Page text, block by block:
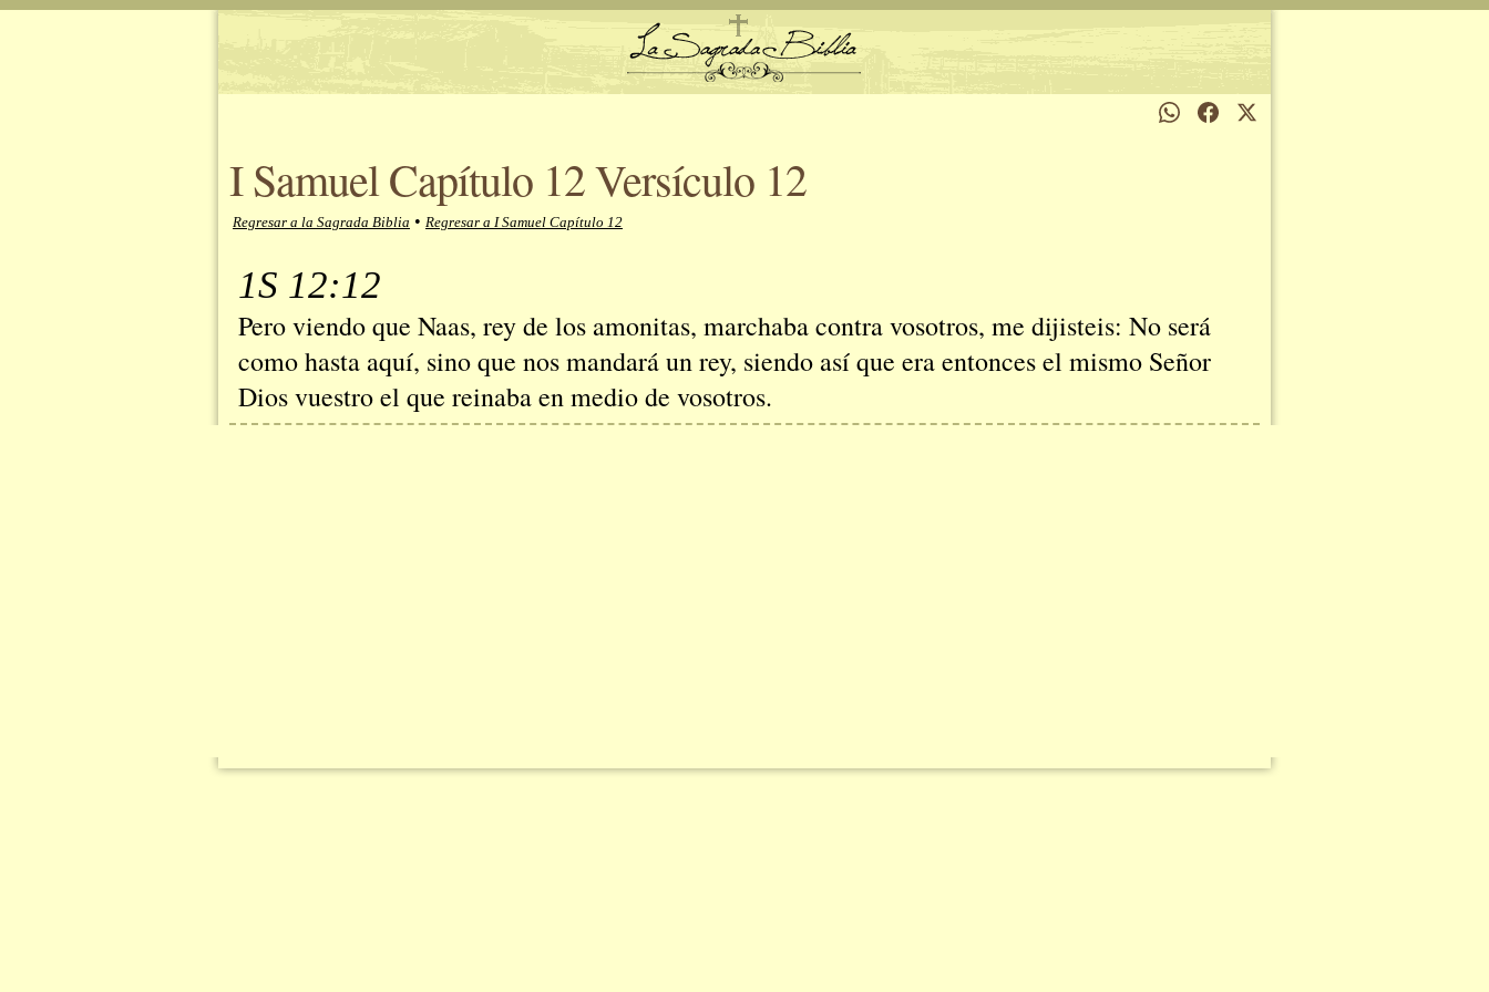
I Samuel Capítulo 12 Versículo 12
Regresar a la Sagrada Biblia • Regresar a I Samuel Capítulo 12
1S 12:12
Pero viendo que Naas, rey de los amonitas, marchaba contra vosotros, me dijisteis: No será
como hasta aquí, sino que nos mandará un rey, siendo así que era entonces el mismo Señor
Dios vuestro el que reinaba en medio de vosotros.